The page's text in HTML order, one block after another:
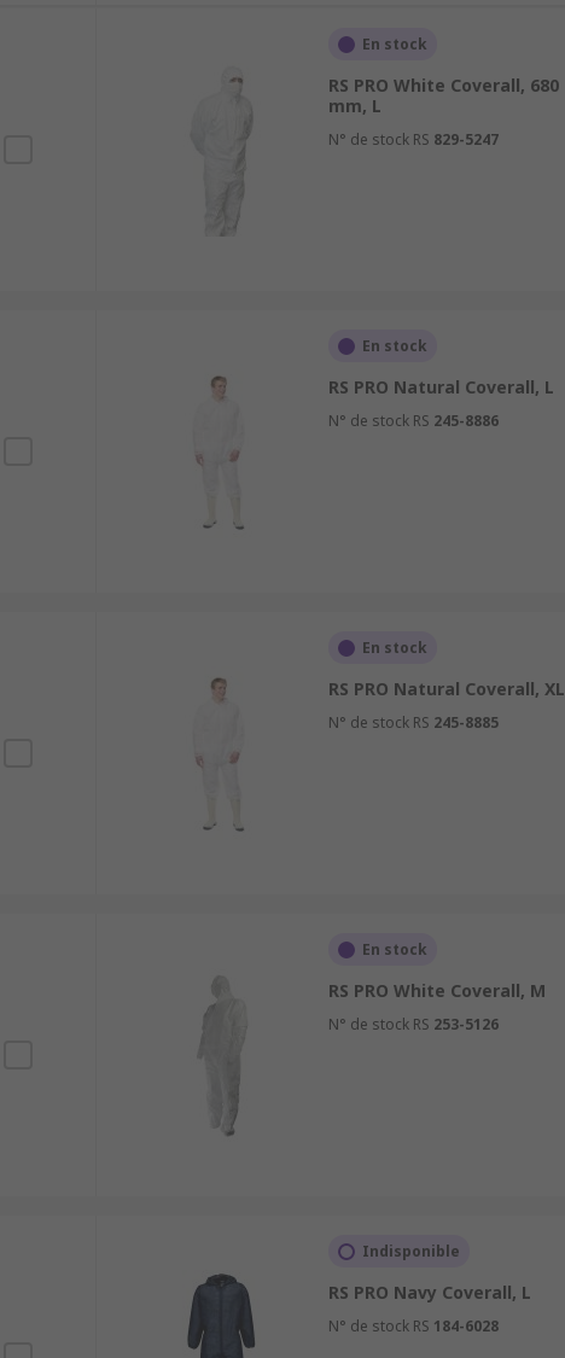
En stock
RS PRO White Coverall, 680
mm, L
N° de stock RS 829-5247
En stock
RS PRO Natural Coverall, L
N° de stock RS 245-8886
En stock
RS PRO Natural Coverall, XL
N° de stock RS 245-8885
En stock
RS PRO White Coverall, M
N° de stock RS 253-5126
Indisponible
RS PRO Navy Coverall, L
N° de stock RS 184-6028